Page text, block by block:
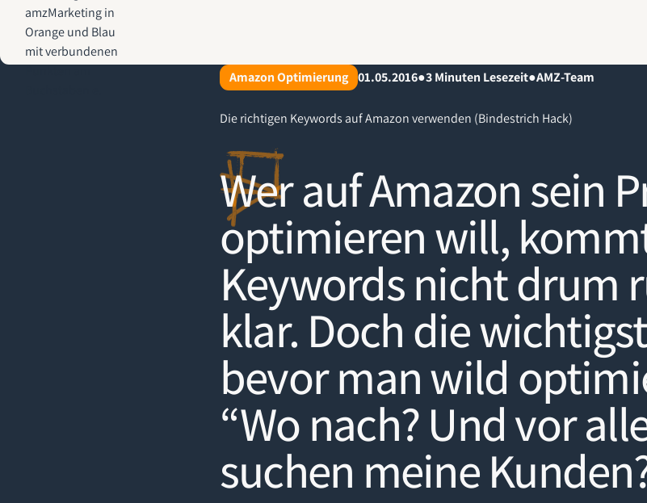
AMZ-Marketing.de - Amazon Agentur für profitables Wachstum
Amazon Optimierung 01.05.2016●3Minuten Lesezeit●AMZ-Team
Die richtigen Keywords auf Amazon verwenden (Bindestrich Hack)
Wer auf Amazon sein
optimieren will,
Keywords nicht drum
klar. Doch die
bevor man wild
“Wo nach? Und vor
suchen meine